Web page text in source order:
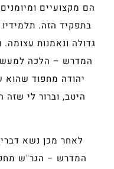
הם מקצועיים
בתפקיד הזה.
גדולה ונאמנות
המדרש – הלכה
יהודה מחפוד שהוא
היטב, וברור לי שזה
לאחר מכן נשא
המדרש – הגר"ש